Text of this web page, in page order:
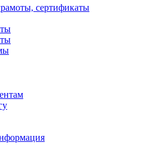
сертификаты